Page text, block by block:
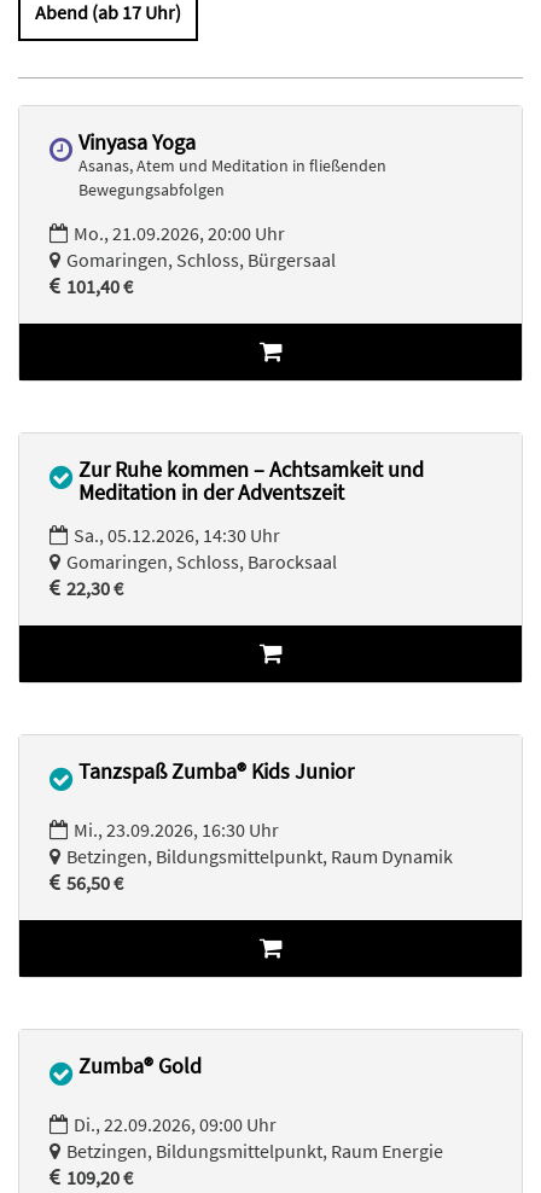
Abend (ab 17 Uhr)
Vinyasa Yoga
Asanas, Atem und Meditation in fließenden
Bewegungsabfolgen
Mo., 21.09.2026, 20:00 Uhr
Gomaringen, Schloss, Bürgersaal
101,40 €
Zur Ruhe kommen – Achtsamkeit und
Meditation in der Adventszeit
Sa., 05.12.2026, 14:30 Uhr
Gomaringen, Schloss, Barocksaal
22,30 €
Tanzspaß Zumba® Kids Junior
Mi., 23.09.2026, 16:30 Uhr
Betzingen, Bildungsmittelpunkt, Raum Dynamik
56,50 €
Zumba® Gold
Di., 22.09.2026, 09:00 Uhr
Betzingen, Bildungsmittelpunkt, Raum Energie
109,20 €